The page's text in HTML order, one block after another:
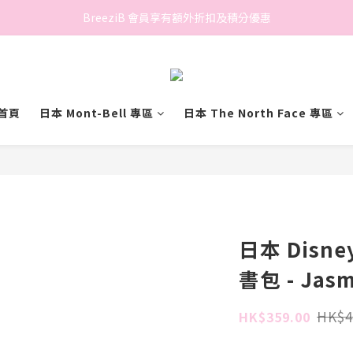
香港地區滿$500免費送貨 (離島區及偏遠地區除外)
BreeziB 會員享有額外折扣及積分優惠
頁 日本 Mont-Bell 專區 日本 The North Face 專區
日本
書包 -
HK$359.00